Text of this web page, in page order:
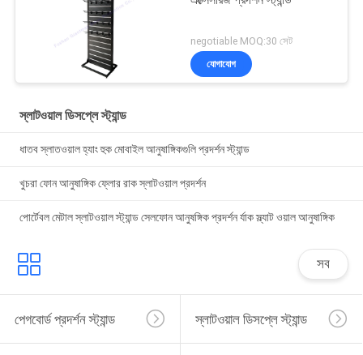
negotiable MOQ:30 সেট
যোগাযোগ
স্লাটওয়াল ডিসপ্লে স্ট্যান্ড
ধাতব স্লাতওয়াল হ্যাং হুক মোবাইল আনুষাঙ্গিকগুলি প্রদর্শন স্ট্যান্ড
খুচরা ফোন আনুষাঙ্গিক ফ্লোর রাক স্লাটওয়াল প্রদর্শন
পোর্টেবল মেটাল স্লাটওয়াল স্ট্যান্ড সেলফোন আনুষঙ্গিক প্রদর্শন র্যাক স্ল্যাট ওয়াল আনুষাঙ্গিক
সব
পেগবোর্ড প্রদর্শন স্ট্যান্ড স্লাটওয়াল ডিসপ্লে স্ট্যান্ড